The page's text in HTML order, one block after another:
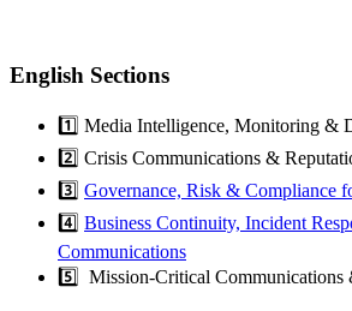
English Sections
1️⃣ Media Intelligence, Monitoring &
2️⃣ Crisis Communications &
3️⃣ Governance, Risk & Compliance
4️⃣ Business Continuity, Incident
Communications
5️⃣ Mission-Critical Communications